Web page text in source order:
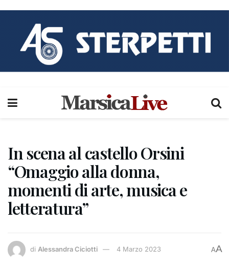
In scena al castello Orsini
“Omaggio alla donna,
momenti di arte, musica e
letteratura”
di Alessandra Ciciotti 4 Marzo 2023 AA